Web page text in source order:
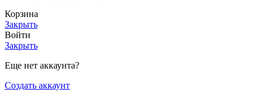
Корзина
Закрыть
Войти
Закрыть
Еще нет аккаунта?
Создать аккаунт